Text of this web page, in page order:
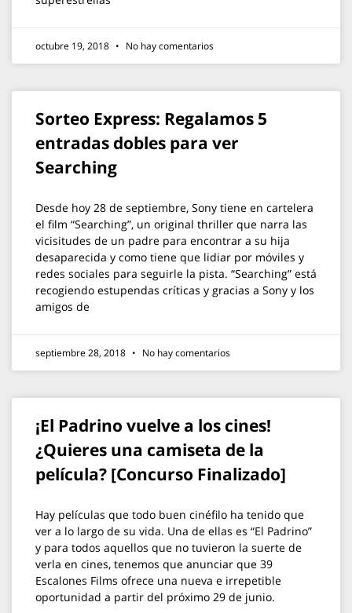
octubre 19, 2018 No hay comentarios
Sorteo Express: Regalamos 5
entradas dobles para ver
Searching
Desde hoy 28 de septiembre, Sony tiene en cartelera
el film “Searching”, un original thriller que narra las
vicisitudes de un padre para encontrar a su hija
desaparecida y como tiene que lidiar por móviles y
redes sociales para seguirle la pista. “Searching” está
recogiendo estupendas críticas y gracias a Sony y los
amigos de
septiembre 28, 2018 No hay comentarios
¡El Padrino vuelve a los cines!
¿Quieres una camiseta de la
película? [Concurso Finalizado]
Hay películas que todo buen cinéfilo ha tenido que
ver a lo largo de su vida. Una de ellas es “El Padrino”
y para todos aquellos que no tuvieron la suerte de
verla en cines, tenemos que anunciar que 39
Escalones Films ofrece una nueva e irrepetible
oportunidad a partir del próximo 29 de junio.